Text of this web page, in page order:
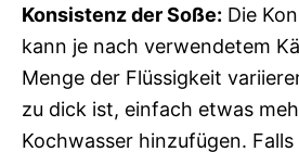
Konsistenz der Soße: Die
kann je nach verwendetem
Menge der Flüssigkeit
zu dick ist, einfach etwas
Kochwasser hinzufügen.